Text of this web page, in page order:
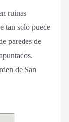
ruinas
tan solo puede
paredes de
de San